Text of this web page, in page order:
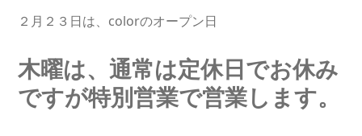
２月２３日は、colorのオープン日
木曜は、通常は定休日でお休み
ですが特別営業で営業します。